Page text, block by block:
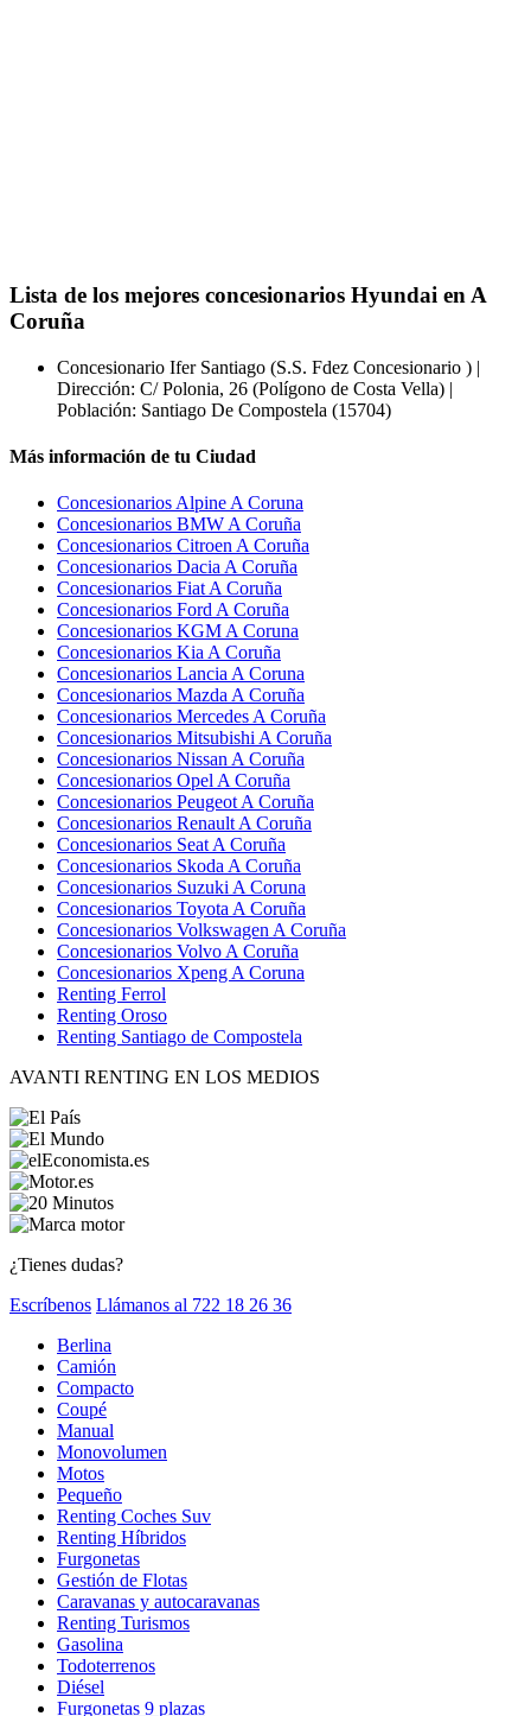
Lista de los mejores concesionarios Hyundai en A
Coruña
Concesionario Ifer Santiago (S.S. Fdez Concesionario ) |
Dirección: C/ Polonia, 26 (Polígono de Costa Vella) |
Población: Santiago De Compostela (15704)
Más información de tu Ciudad
Concesionarios Alpine A Coruna
Concesionarios BMW A Coruña
Concesionarios Citroen A Coruña
Concesionarios Dacia A Coruña
Concesionarios Fiat A Coruña
Concesionarios Ford A Coruña
Concesionarios KGM A Coruna
Concesionarios Kia A Coruña
Concesionarios Lancia A Coruna
Concesionarios Mazda A Coruña
Concesionarios Mercedes A Coruña
Concesionarios Mitsubishi A Coruña
Concesionarios Nissan A Coruña
Concesionarios Opel A Coruña
Concesionarios Peugeot A Coruña
Concesionarios Renault A Coruña
Concesionarios Seat A Coruña
Concesionarios Skoda A Coruña
Concesionarios Suzuki A Coruna
Concesionarios Toyota A Coruña
Concesionarios Volkswagen A Coruña
Concesionarios Volvo A Coruña
Concesionarios Xpeng A Coruna
Renting Ferrol
Renting Oroso
Renting Santiago de Compostela
AVANTI RENTING EN LOS MEDIOS
¿Tienes dudas?
Escríbenos Llámanos al 722 18 26 36
Berlina
Camión
Compacto
Coupé
Manual
Monovolumen
Motos
Pequeño
Renting Coches Suv
Renting Híbridos
Furgonetas
Gestión de Flotas
Caravanas y autocaravanas
Renting Turismos
Gasolina
Todoterrenos
Diésel
Furgonetas 9 plazas